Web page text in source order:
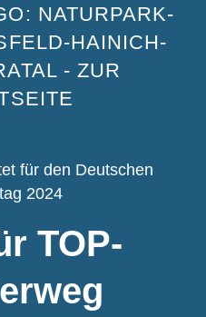
für den Deutschen
2024
TOP-